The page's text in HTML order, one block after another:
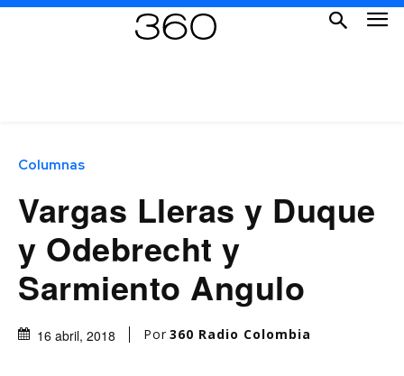
Columnas
Vargas Lleras y Duque
y Odebrecht y
Sarmiento Angulo
16 abril, 2018 Por 360 Radio Colombia